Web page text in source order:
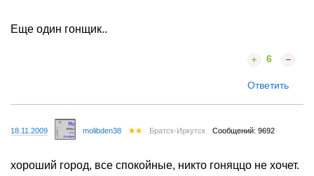
Еще один гонщик..
6
Ответить
18.11.2009 molibden38 Братск-Иркутск Сообщений: 9692
хороший город, все спокойные, никто гоняццо не хочет.